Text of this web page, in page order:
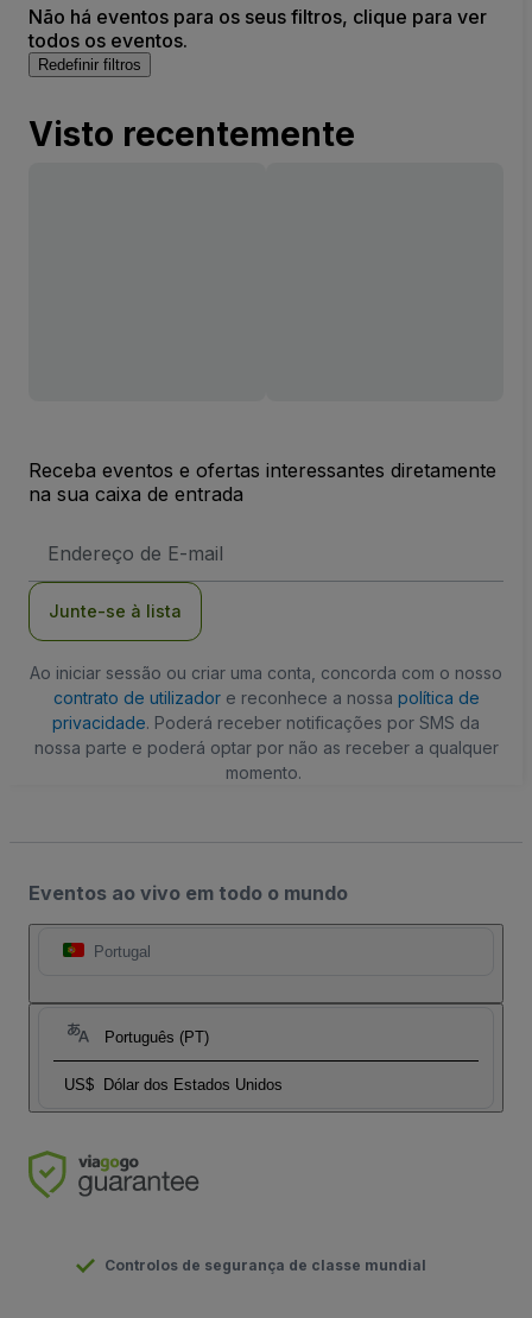
Não há eventos para os seus filtros, clique para ver
todos os eventos.
Redefinir filtros
Visto recentemente
Receba eventos e ofertas interessantes diretamente
na sua caixa de entrada
de
Junte-se à lista
Ao iniciar sessão ou criar uma conta, concorda com o nosso
contrato de utilizadore reconhece a nossa política de
privacidade. Poderá receber notificações por SMS da
nossa parte e poderá optar por não as receber a qualquer
momento.
Eventos ao vivo em todo o mundo
Portugal
Português (PT)
US$ Dólar dos Estados Unidos
Controlos de segurança de classe mundial